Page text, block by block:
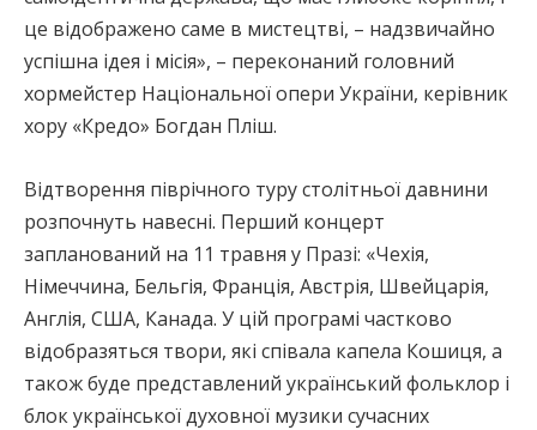
це відображено саме в мистецтві, – надзвичайно
успішна ідея і місія», – переконаний головний
хормейстер Національної опери України, керівник
хору «Кредо» Богдан Пліш.
Відтворення піврічного туру столітньої давнини
розпочнуть навесні. Перший концерт
запланований на 11 травня у Празі: «Чехія,
Німеччина, Бельгія, Франція, Австрія, Швейцарія,
Англія, США, Канада. У цій програмі частково
відобразяться твори, які співала капела Кошиця, а
також буде представлений український фольклор і
блок української духовної музики сучасних